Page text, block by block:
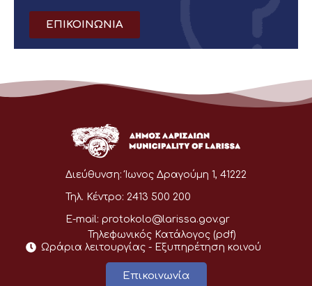
ΕΠΙΚΟΙΝΩΝΙΑ
Διεύθυνση: Ίωνος Δραγούμη 1, 41222
Τηλ. Κέντρο: 2413 500 200
E-mail: protokolo@larissa.gov.gr
Τηλεφωνικός Κατάλογος (pdf)
Ωράρια λειτουργίας - Eξυπηρέτηση κοινού
Επικοινωνία